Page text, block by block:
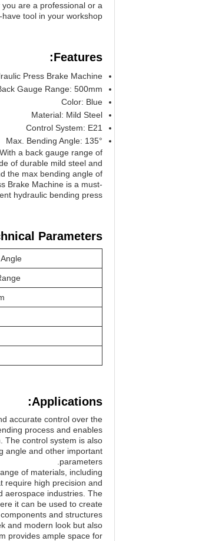
are a professional or a
tool in your workshop.
Features:
Press Brake Machine
Gauge Range: 500mm
Color: Blue
Material: Mild Steel
Control System: E21
Max. Bending Angle: 135°
a back gauge range of
of durable mild steel and
the max bending angle of
Brake Machine is a must-
hydraulic bending press.
Parameters:
Applications:
accurate control over the
process and enables
The control system is also
angle and other important
parameters.
of materials, including
require high precision and
aerospace industries. The
it can be used to create
and structures.
and modern look but also
provides ample space for